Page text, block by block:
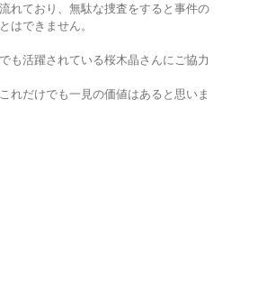
れており、無駄な捜査をすると事件の
はできません。
も活躍されている桜木晶さんにご協力
れだけでも一見の価値はあると思いま